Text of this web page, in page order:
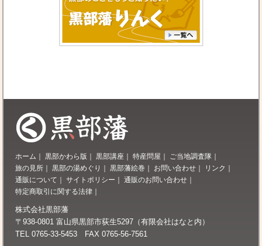
ホーム 黒部かわら版 黒部講座 特産問屋 ご当地調査隊
旅の見所
黒部の湯めぐり 黒部藩絵巻 お問い合わせ リンク
通販について
サイトポリシー 通販のお問い合わせ
特定商取引に関する法律
株式会社黒部藩
〒938-0801 富山県黒部市荻生5297（有限会社はなと内）
TEL 0765-33-5453 FAX 0765-56-7561